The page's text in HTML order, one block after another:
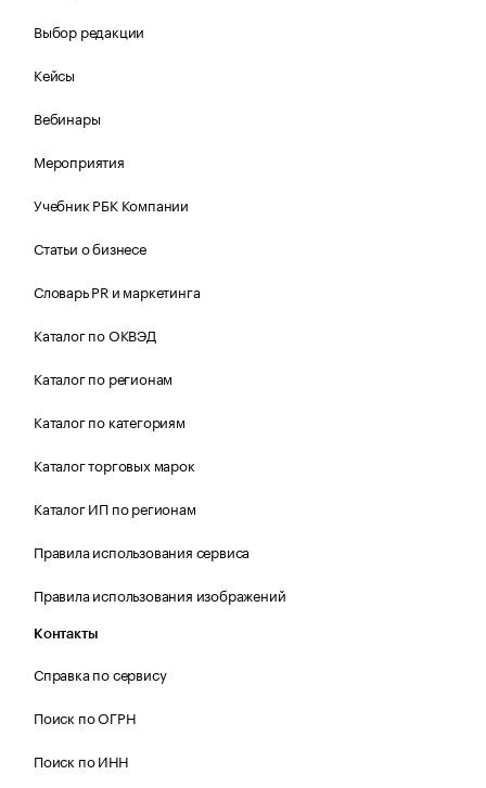
Выбор редакции
Кейсы
Вебинары
Мероприятия
Учебник РБК Компании
Статьи о бизнесе
Словарь PR и маркетинга
Каталог по ОКВЭД
Каталог по регионам
Каталог по категориям
Каталог торговых марок
Каталог ИП по регионам
Правила использования сервиса
Правила использования изображений
Контакты
Справка по сервису
Поиск по ОГРН
Поиск по ИНН